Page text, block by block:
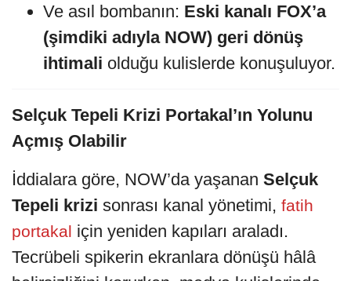
Ve asıl bombanın: Eski kanalı FOX’a
(şimdiki adıyla NOW) geri dönüş
ihtimali olduğu kulislerde konuşuluyor.
Selçuk Tepeli Krizi Portakal’ın Yolunu
Açmış Olabilir
İddialara göre, NOW’da yaşanan Selçuk
Tepeli krizi sonrası kanal yönetimi, fatih
portakal için yeniden kapıları araladı.
Tecrübeli spikerin ekranlara dönüşü hâlâ